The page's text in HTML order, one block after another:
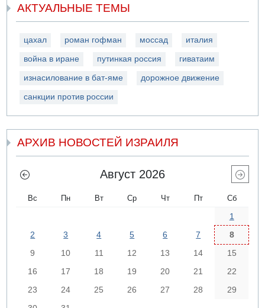
АКТУАЛЬНЫЕ ТЕМЫ
цахал роман гофман моссад италия
война в иране путинкая россия гиватаим
изнасилование в бат-яме дорожное движение
санкции против россии
АРХИВ НОВОСТЕЙ ИЗРАИЛЯ
Август 2026
Вс Пн Вт Ср Чт Пт Сб
1
2
3 4 5 6 7
8
9
10 11 12 13 14
15
16
17 18 19 20 21
22
23
24 25 26 27 28
29